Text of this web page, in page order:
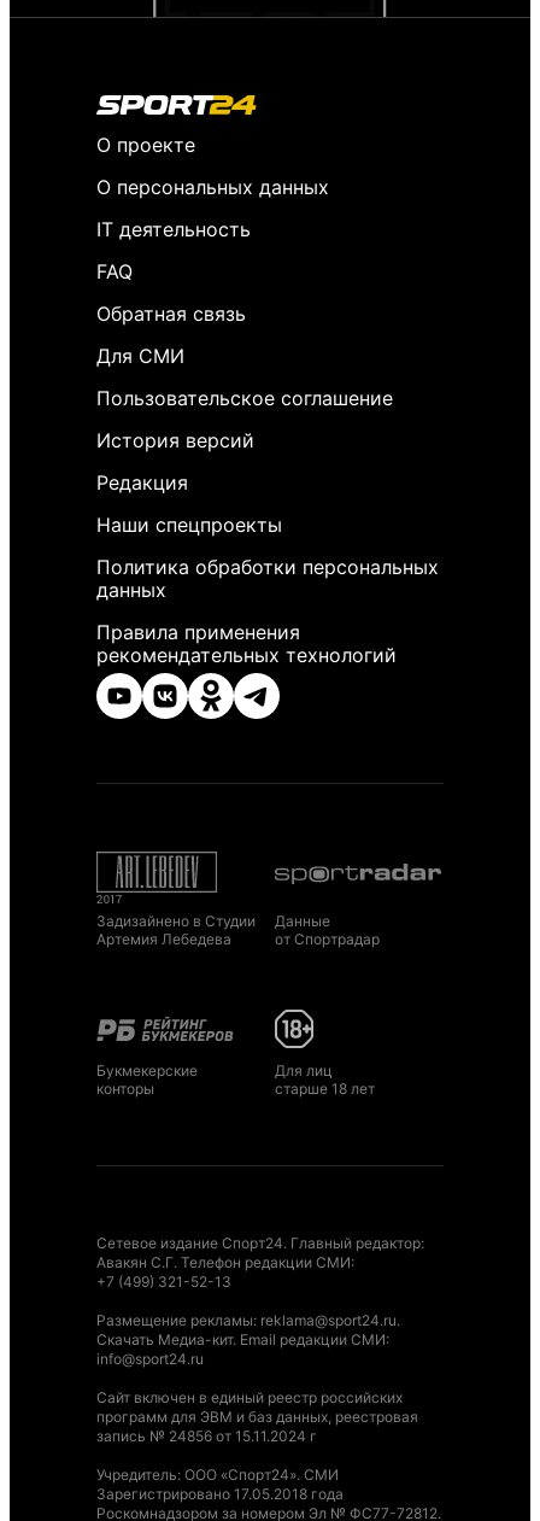
О проекте
О персональных данных
IT деятельность
FAQ
Обратная связь
Для СМИ
Пользовательское соглашение
История версий
Редакция
Наши спецпроекты
Политика обработки персональных
данных
Правила применения
рекомендательных технологий
Задизайнено в Студии
Артемия Лебедева
Данные
от Спортрадар
Букмекерские
конторы
Для лиц
старше 18 лет
Сетевое издание Спорт24. Главный редактор:
Авакян С.Г. Телефон редакции СМИ:
+7 (499) 321-52-13
Размещение рекламы: reklama@sport24.ru.
Скачать Медиа-кит. Email редакции СМИ:
info@sport24.ru
Сайт включен в единый реестр российских
программ для ЭВМ и баз данных, реестровая
запись № 24856 от 15.11.2024 г
Учредитель: ООО «Спорт24». СМИ
Зарегистрировано 17.05.2018 года
Роскомнадзором за номером Эл № ФС77-72812.